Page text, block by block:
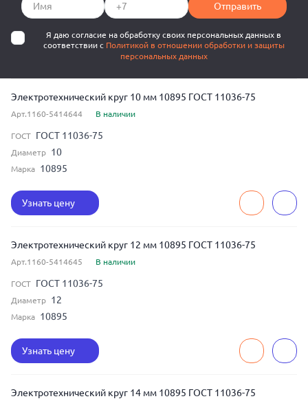
Отправить
Я даю согласие на обработку своих персональных данных в
соответствии с Политикой в отношении обработки и защиты
персональных данных
Электротехнический круг 10 мм 10895 ГОСТ 11036-75
Арт.1160-5414644 В наличии
ГОСТ ГОСТ 11036-75
Диаметр 10
Марка 10895
Узнать цену
Электротехнический круг 12 мм 10895 ГОСТ 11036-75
Арт.1160-5414645 В наличии
ГОСТ ГОСТ 11036-75
Диаметр 12
Марка 10895
Узнать цену
Электротехнический круг 14 мм 10895 ГОСТ 11036-75